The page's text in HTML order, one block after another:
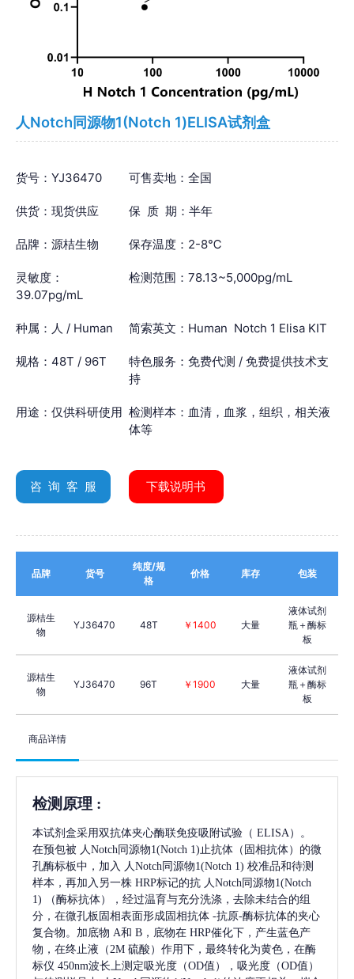
人Notch同源物1(Notch 1)ELISA试剂盒
货号：YJ36470 可售卖地：全国
供货：现货供应 保 质 期：半年
品牌：源桔生物 保存温度：2-8℃
灵敏度：
39.07pg/mL
检测范围：78.13~5,000pg/mL
种属：人 / Human 简索英文：Human Notch 1 Elisa KIT
规格：48T / 96T
特色服务：免费代测 / 免费提供技术支
持
用途：仅供科研使用 检测样本：血清，血浆，组织，相关液
体等
咨 询 客 服 下载说明书
品牌 货号
纯度/规
格
价格 库存 包装
源桔生
物
YJ36470 48T ￥1400 大量
液体试剂
瓶＋酶标
板
源桔生
物
YJ36470 96T ￥1900 大量
液体试剂
瓶＋酶标
板
商品详情
检测原理 :
本试剂盒采用双抗体夹心酶联免疫吸附试验（ ELISA）。
在预包被 人Notch同源物1(Notch 1)止抗体（固相抗体）的微
孔酶标板中，加入 人Notch同源物1(Notch 1) 校准品和待测
样本，再加入另一株 HRP标记的抗 人Notch同源物1(Notch
1)
（酶标抗体），经过温育与充分洗涤，去除未结合的组
分，在微孔板固相表面形成固相抗体 -抗原-酶标抗体的夹心
复合物。加底物 A和 B，底物在 HRP催化下，产生蓝色产
物，在终止液（2M 硫酸）作用下，最终转化为黄色，在酶
标仪 450nm波长上测定吸光度（OD值），吸光度（OD值）